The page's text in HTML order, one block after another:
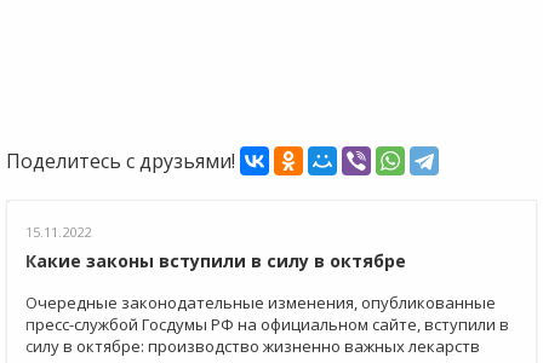
Поделитесь с друзьями!
15.11.2022
Какие законы вступили в силу в октябре
Очередные законодательные изменения, опубликованные
пресс-службой Госдумы РФ на официальном сайте, вступили в
силу в октябре: производство жизненно важных лекарств